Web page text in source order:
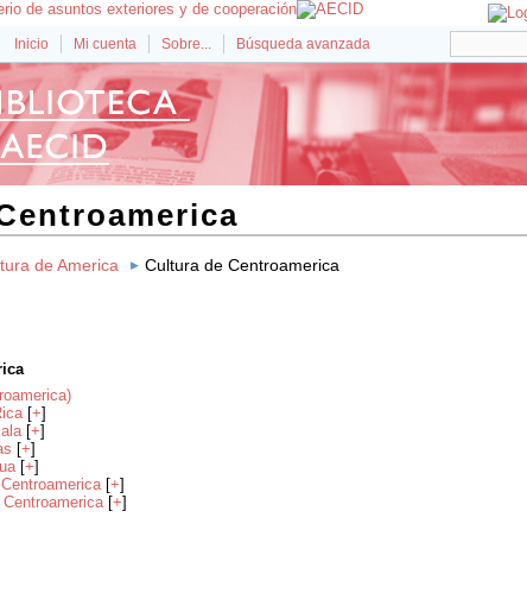
Inicio Mi cuenta Sobre... Búsqueda avanzada
de America Cultura de Centroamerica
[+]
[+]
[+]
[+]
[+]
[+]